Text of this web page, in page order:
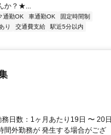
か？★...
通勤OK 車通勤OK
固定時間制
り 交通費支給
駅近5分以内
日数：1ヶ月あたり19日 〜 20日
外勤務が 発生する場合がござ